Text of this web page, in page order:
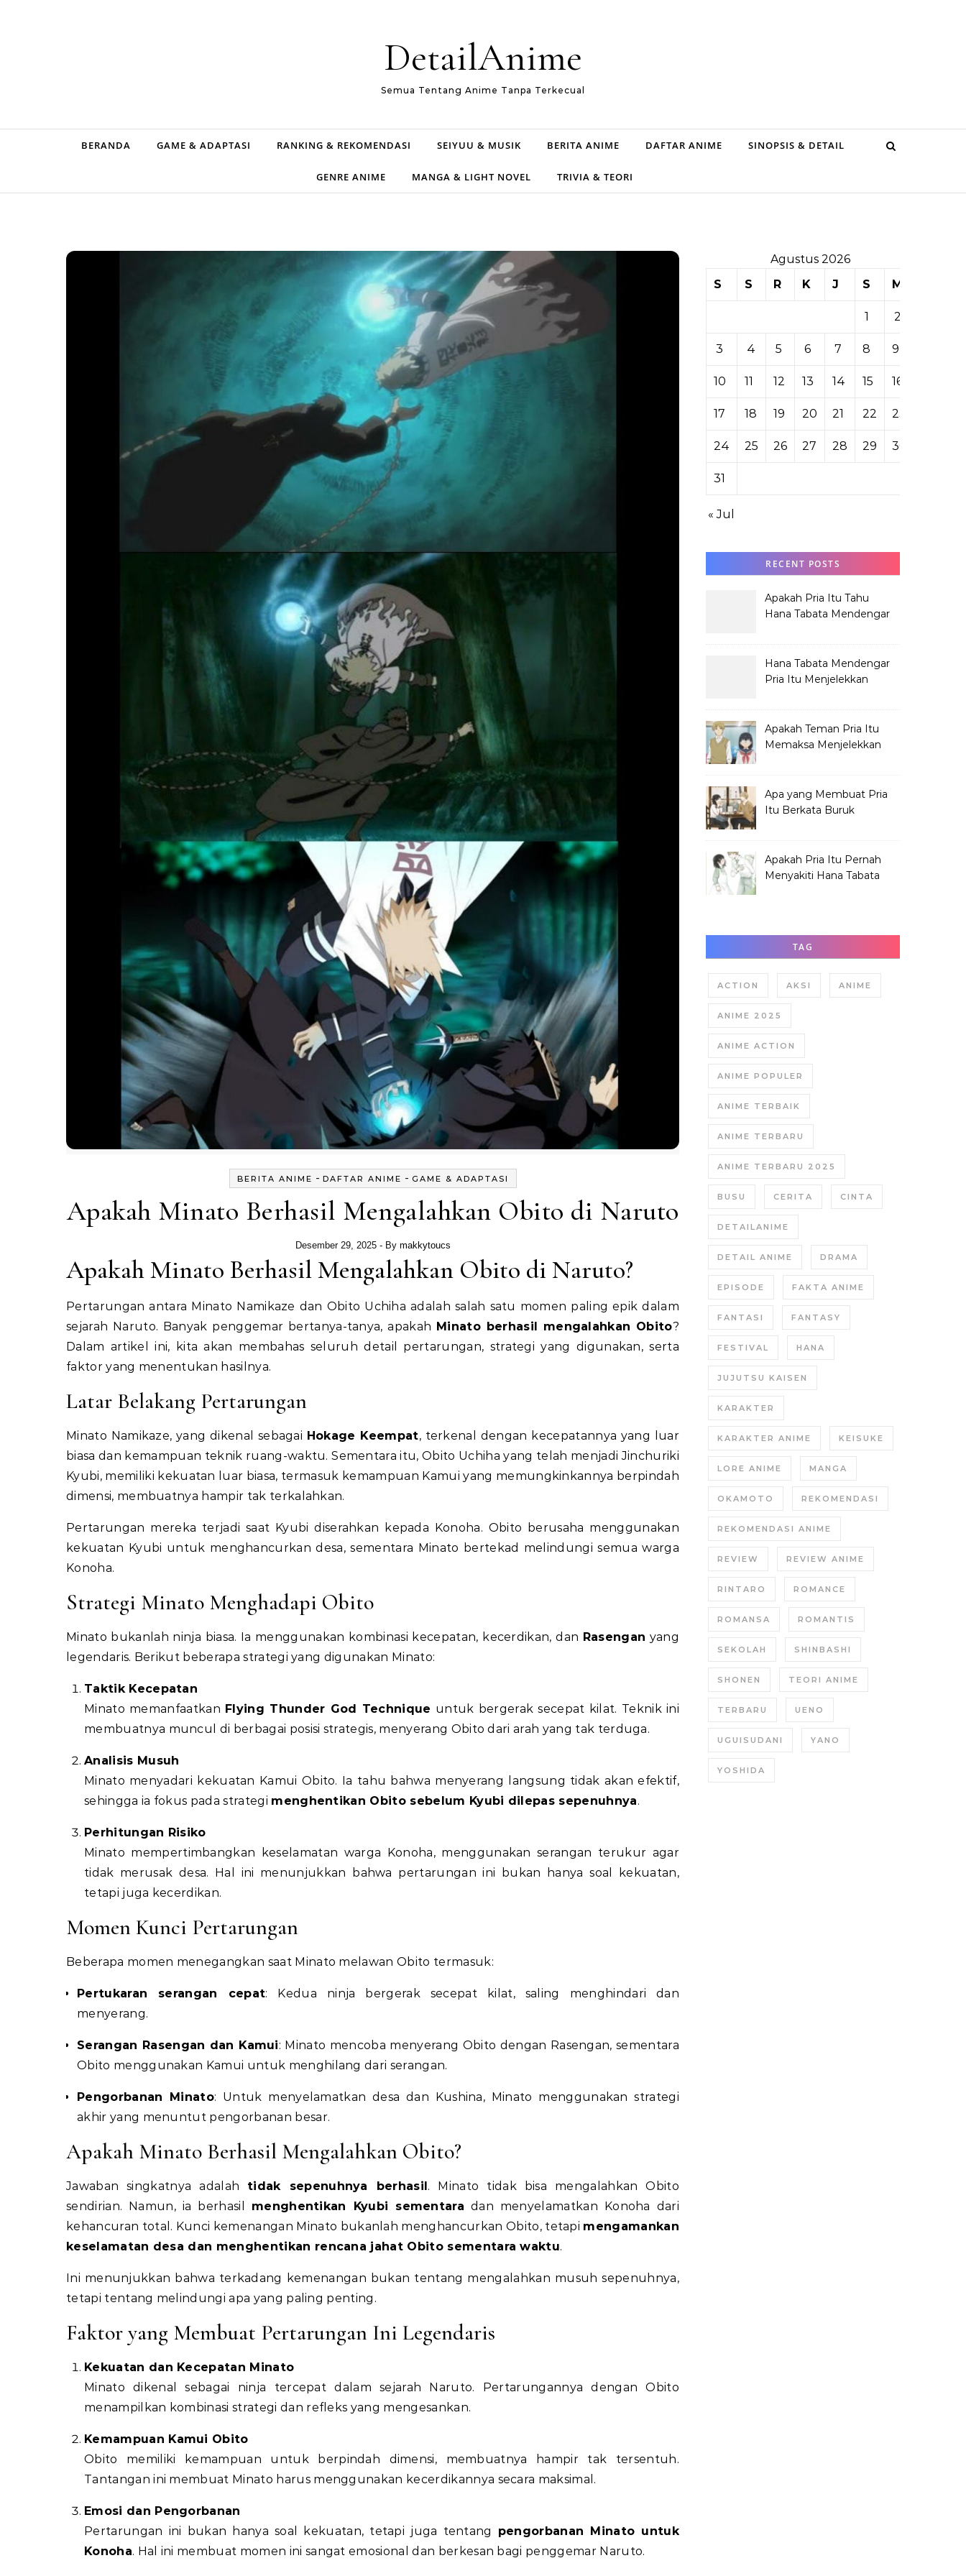
DetailAnime
Semua Tentang Anime Tanpa Terkecual
BERANDA GAME & ADAPTASI RANKING & REKOMENDASI SEIYUU & MUSIK BERITA ANIME DAFTAR ANIME SINOPSIS & DETAIL
GENRE ANIME MANGA & LIGHT NOVEL TRIVIA & TEORI
BERITA ANIME - DAFTAR ANIME - GAME & ADAPTASI
Apakah Minato Berhasil Mengalahkan Obito di Naruto
Desember 29, 2025 - By makkytoucs
Apakah Minato Berhasil Mengalahkan Obito di Naruto?
Pertarungan antara Minato Namikaze dan Obito Uchiha adalah salah satu momen paling epik dalam
sejarah Naruto. Banyak penggemar bertanya-tanya, apakah Minato berhasil mengalahkan Obito?
Dalam artikel ini, kita akan membahas seluruh detail pertarungan, strategi yang digunakan, serta
faktor yang menentukan hasilnya.
Latar Belakang Pertarungan
Minato Namikaze, yang dikenal sebagai Hokage Keempat, terkenal dengan kecepatannya yang luar
biasa dan kemampuan teknik ruang-waktu. Sementara itu, Obito Uchiha yang telah menjadi Jinchuriki
Kyubi, memiliki kekuatan luar biasa, termasuk kemampuan Kamui yang memungkinkannya berpindah
dimensi, membuatnya hampir tak terkalahkan.
Pertarungan mereka terjadi saat Kyubi diserahkan kepada Konoha. Obito berusaha menggunakan
kekuatan Kyubi untuk menghancurkan desa, sementara Minato bertekad melindungi semua warga
Konoha.
Strategi Minato Menghadapi Obito
Minato bukanlah ninja biasa. Ia menggunakan kombinasi kecepatan, kecerdikan, dan Rasengan yang
legendaris. Berikut beberapa strategi yang digunakan Minato:
Taktik Kecepatan
Minato memanfaatkan Flying Thunder God Technique untuk bergerak secepat kilat. Teknik ini
membuatnya muncul di berbagai posisi strategis, menyerang Obito dari arah yang tak terduga.
Analisis Musuh
Minato menyadari kekuatan Kamui Obito. Ia tahu bahwa menyerang langsung tidak akan efektif,
sehingga ia fokus pada strategi menghentikan Obito sebelum Kyubi dilepas sepenuhnya.
Perhitungan Risiko
Minato mempertimbangkan keselamatan warga Konoha, menggunakan serangan terukur agar
tidak merusak desa. Hal ini menunjukkan bahwa pertarungan ini bukan hanya soal kekuatan,
tetapi juga kecerdikan.
Momen Kunci Pertarungan
Beberapa momen menegangkan saat Minato melawan Obito termasuk:
Pertukaran serangan cepat: Kedua ninja bergerak secepat kilat, saling menghindari dan
menyerang.
Serangan Rasengan dan Kamui: Minato mencoba menyerang Obito dengan Rasengan, sementara
Obito menggunakan Kamui untuk menghilang dari serangan.
Pengorbanan Minato: Untuk menyelamatkan desa dan Kushina, Minato menggunakan strategi
akhir yang menuntut pengorbanan besar.
Apakah Minato Berhasil Mengalahkan Obito?
Jawaban singkatnya adalah tidak sepenuhnya berhasil . Minato tidak bisa mengalahkan Obito
sendirian. Namun, ia berhasil menghentikan Kyubi sementara dan menyelamatkan Konoha dari
kehancuran total. Kunci kemenangan Minato bukanlah menghancurkan Obito, tetapi mengamankan
keselamatan desa dan menghentikan rencana jahat Obito sementara waktu.
Ini menunjukkan bahwa terkadang kemenangan bukan tentang mengalahkan musuh sepenuhnya,
tetapi tentang melindungi apa yang paling penting.
Faktor yang Membuat Pertarungan Ini Legendaris
Kekuatan dan Kecepatan Minato
Minato dikenal sebagai ninja tercepat dalam sejarah Naruto. Pertarungannya dengan Obito
menampilkan kombinasi strategi dan refleks yang mengesankan.
Kemampuan Kamui Obito
Obito memiliki kemampuan untuk berpindah dimensi, membuatnya hampir tak tersentuh.
Tantangan ini membuat Minato harus menggunakan kecerdikannya secara maksimal.
Emosi dan Pengorbanan
Pertarungan ini bukan hanya soal kekuatan, tetapi juga tentang pengorbanan Minato untuk
Konoha. Hal ini membuat momen ini sangat emosional dan berkesan bagi penggemar Naruto.
Agustus 2026
S
S R K J S M
1 2
3 4 5 6 7 8 9
10 11 12 13 14 15 16
17 18 19 20 21 22 23
24 25 26 27 28 29 30
31
« Jul
RECENT POSTS
Apakah Pria Itu Tahu
Hana Tabata Mendengar
Hana Tabata Mendengar
Pria Itu Menjelekkan
Apakah Teman Pria Itu
Memaksa Menjelekkan
Apa yang Membuat Pria
Itu Berkata Buruk
Apakah Pria Itu Pernah
Menyakiti Hana Tabata
TAG
ACTION AKSI ANIME
ANIME 2025
ANIME ACTION
ANIME POPULER
ANIME TERBAIK
ANIME TERBARU
ANIME TERBARU 2025
BUSU CERITA CINTA
DETAILANIME
DETAIL ANIME DRAMA
EPISODE FAKTA ANIME
FANTASI FANTASY
FESTIVAL HANA
JUJUTSU KAISEN
KARAKTER
KARAKTER ANIME KEISUKE
LORE ANIME MANGA
OKAMOTO REKOMENDASI
REKOMENDASI ANIME
REVIEW REVIEW ANIME
RINTARO ROMANCE
ROMANSA ROMANTIS
SEKOLAH SHINBASHI
SHONEN TEORI ANIME
TERBARU UENO
UGUISUDANI YANO
YOSHIDA